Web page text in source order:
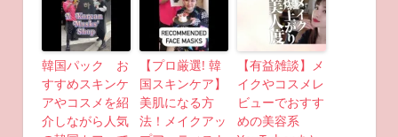
韓国パック お
すすめスキンケ
アやコスメを紹
介しながら人気
【プロ厳選! 韓
国スキンケア】
美肌になる方
法！メイクアッ
【有益雑談】メ
イクやコスメレ
ビューでおすす
めの美容系